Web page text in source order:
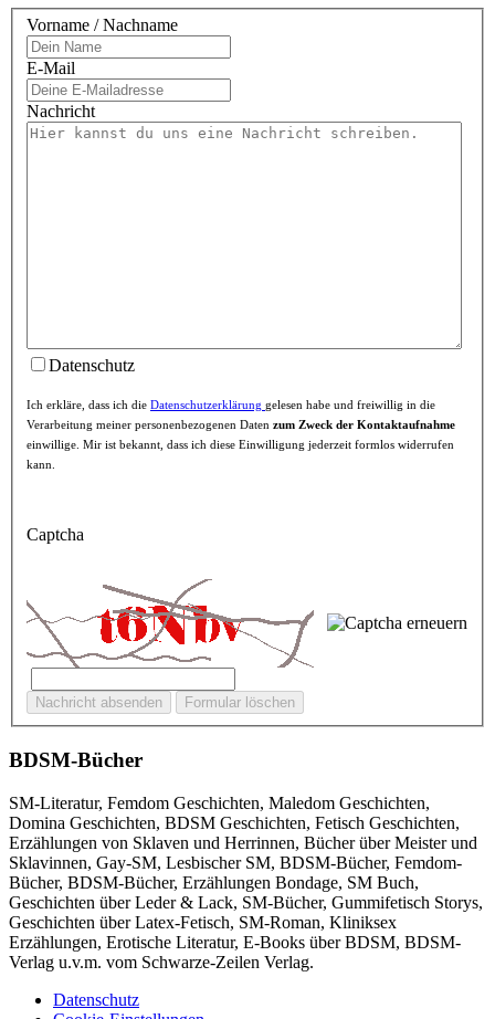
Vorname / Nachname
E-Mail
Nachricht
Datenschutz
Ich erkläre, dass ich die Datenschutzerklärung gelesen habe und freiwillig in die
Verarbeitung meiner personenbezogenen Daten zum Zweck der Kontaktaufnahme
einwillige. Mir ist bekannt, dass ich diese Einwilligung jederzeit formlos widerrufen
kann.
Captcha
BDSM-Bücher
SM-Literatur, Femdom Geschichten, Maledom Geschichten,
Domina Geschichten, BDSM Geschichten, Fetisch Geschichten,
Erzählungen von Sklaven und Herrinnen, Bücher über Meister und
Sklavinnen, Gay-SM, Lesbischer SM, BDSM-Bücher, Femdom-
Bücher, BDSM-Bücher, Erzählungen Bondage, SM Buch,
Geschichten über Leder & Lack, SM-Bücher, Gummifetisch Storys,
Geschichten über Latex-Fetisch, SM-Roman, Kliniksex
Erzählungen, Erotische Literatur, E-Books über BDSM, BDSM-
Verlag u.v.m. vom Schwarze-Zeilen Verlag.
Datenschutz